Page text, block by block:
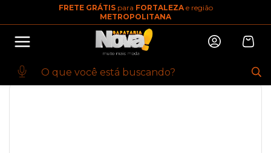
10% OFF na primeira compra
Baixe o app. Cupom BEMVINDO10
(100+)
Abrir
FRETE GRÁTISpara FORTALEZAe região
METROPOLITANA
TENIS FEMININO
Branco Byte | Kolosh